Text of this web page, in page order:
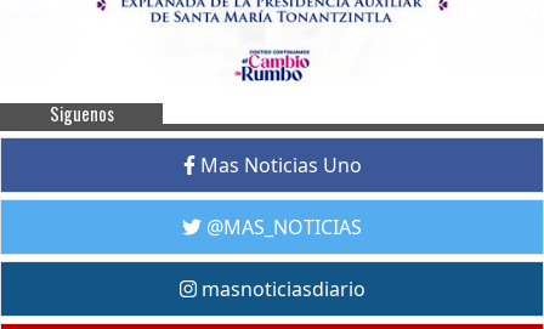
Siguenos
Mas Noticias Uno
@MAS_NOTICIAS
masnoticiasdiario